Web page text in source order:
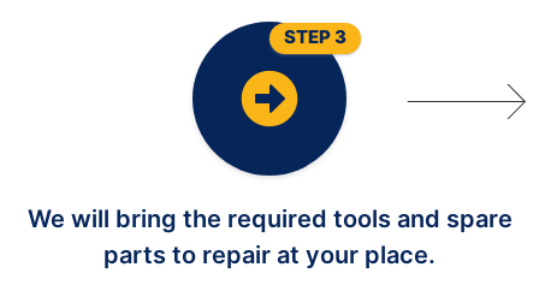
We will bring the required tools and spare
parts to repair at your place.
STEP 3